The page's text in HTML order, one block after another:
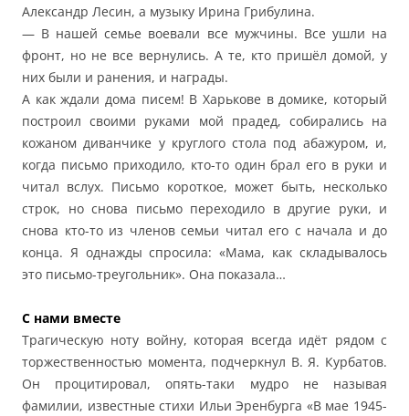
Александр Лесин, а музыку Ирина Грибулина.
— В нашей семье воевали все мужчины. Все ушли на
фронт, но не все вернулись. А те, кто пришёл домой, у
них были и ранения, и награды.
А как ждали дома писем! В Харькове в домике, который
построил своими руками мой прадед, собирались на
кожаном диванчике у круглого стола под абажуром, и,
когда письмо приходило, кто-то один брал его в руки и
читал вслух. Письмо короткое, может быть, несколько
строк, но снова письмо переходило в другие руки, и
снова кто-то из членов семьи читал его с начала и до
конца. Я однажды спросила: «Мама, как складывалось
это письмо-треугольник». Она показала…
С нами вместе
Трагическую ноту войну, которая всегда идёт рядом с
торжественностью момента, подчеркнул В. Я. Курбатов.
Он процитировал, опять-таки мудро не называя
фамилии, известные стихи Ильи Эренбурга «В мае 1945-